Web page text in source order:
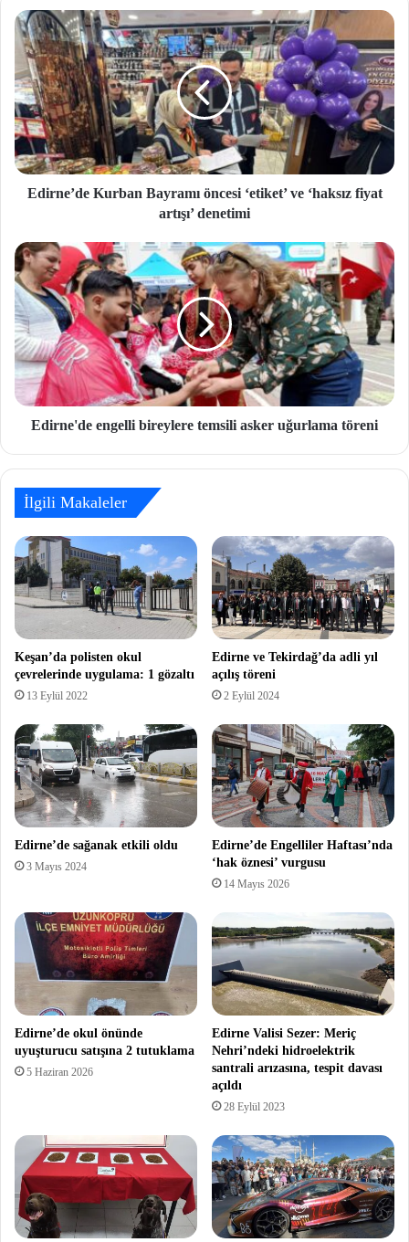
si
Edirne’de Kurban Bayramı öncesi ‘etiket’ ve ‘haksız fiyat
artışı’ denetimi
Edirne'de engelli bireylere temsili asker uğurlama töreni
İlgili Makaleler
Keşan’da polisten okul
çevrelerinde uygulama: 1 gözaltı
13 Eylül 2022
Edirne ve Tekirdağ’da adli yıl
açılış töreni
2 Eylül 2024
Edirne’de sağanak etkili oldu
3 Mayıs 2024
Edirne’de Engelliler Haftası’nda
‘hak öznesi’ vurgusu
14 Mayıs 2026
Edirne’de okul önünde
uyuşturucu satışına 2 tutuklama
5 Haziran 2026
Edirne Valisi Sezer: Meriç
Nehri’ndeki hidroelektrik
santrali arızasına, tespit davası
açıldı
28 Eylül 2023